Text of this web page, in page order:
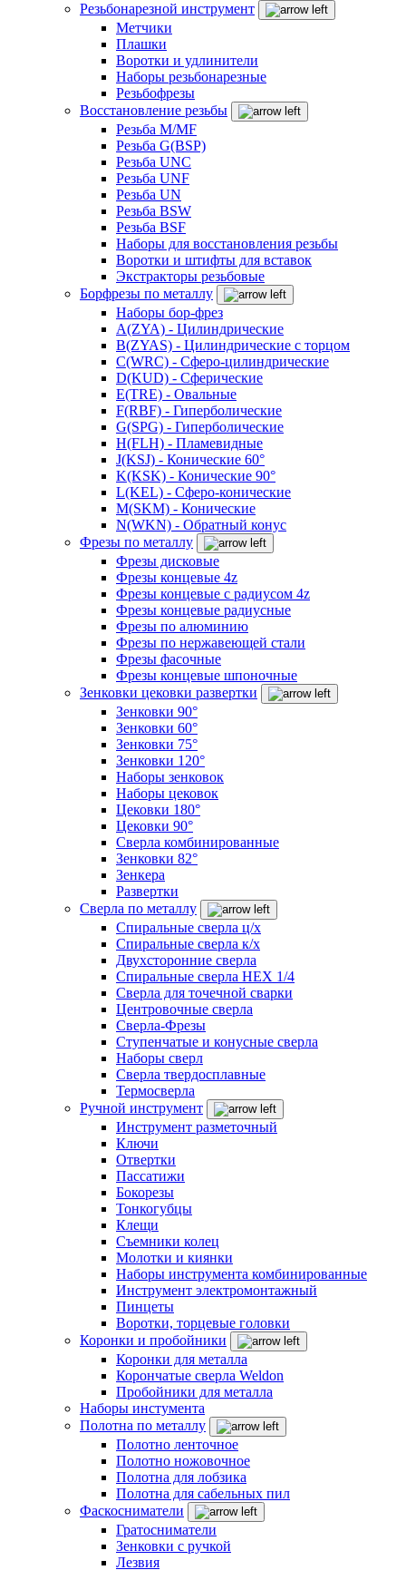
Резьбонарезной инструмент
Метчики
Плашки
Воротки и удлинители
Наборы резьбонарезные
Резьбофрезы
Восстановление резьбы
Резьба M/MF
Резьба G(BSP)
Резьба UNC
Резьба UNF
Резьба UN
Резьба BSW
Резьба BSF
Наборы для восстановления резьбы
Воротки и штифты для вставок
Экстракторы резьбовые
Борфрезы по металлу
Наборы бор-фрез
A(ZYA) - Цилиндрические
B(ZYAS) - Цилиндрические с торцом
C(WRC) - Сферо-цилиндрические
D(KUD) - Сферические
E(TRE) - Овальные
F(RBF) - Гиперболические
G(SPG) - Гиперболические
H(FLH) - Пламевидные
J(KSJ) - Конические 60°
K(KSK) - Конические 90°
L(KEL) - Сферо-конические
M(SKM) - Конические
N(WKN) - Обратный конус
Фрезы по металлу
Фрезы дисковые
Фрезы концевые 4z
Фрезы концевые с радиусом 4z
Фрезы концевые радиусные
Фрезы по алюминию
Фрезы по нержавеющей стали
Фрезы фасочные
Фрезы концевые шпоночные
Зенковки цековки развертки
Зенковки 90°
Зенковки 60°
Зенковки 75°
Зенковки 120°
Наборы зенковок
Наборы цековок
Цековки 180°
Цековки 90°
Сверла комбинированные
Зенковки 82°
Зенкера
Развертки
Сверла по металлу
Спиральные сверла ц/х
Спиральные сверла к/х
Двухсторонние сверла
Спиральные сверла HEX 1/4
Сверла для точечной сварки
Центровочные сверла
Сверла-Фрезы
Ступенчатые и конусные сверла
Наборы сверл
Сверла твердосплавные
Термосверла
Ручной инструмент
Инструмент разметочный
Ключи
Отвертки
Пассатижи
Бокорезы
Тонкогубцы
Клещи
Съемники колец
Молотки и киянки
Наборы инструмента комбинированные
Инструмент электромонтажный
Пинцеты
Воротки, торцевые головки
Коронки и пробойники
Коронки для металла
Корончатые сверла Weldon
Пробойники для металла
Наборы инстумента
Полотна по металлу
Полотно ленточное
Полотно ножовочное
Полотна для лобзика
Полотна для сабельных пил
Фаскосниматели
Гратосниматели
Зенковки с ручкой
Лезвия